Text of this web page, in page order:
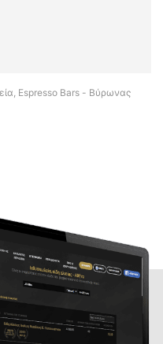
Espresso Bars - Βύρωνας